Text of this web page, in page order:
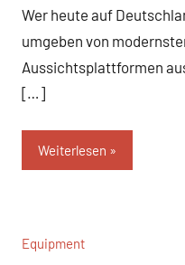
Wer heute auf
umgeben von
Aussichtsplattformen
[…]
Weiterlesen
Equipment